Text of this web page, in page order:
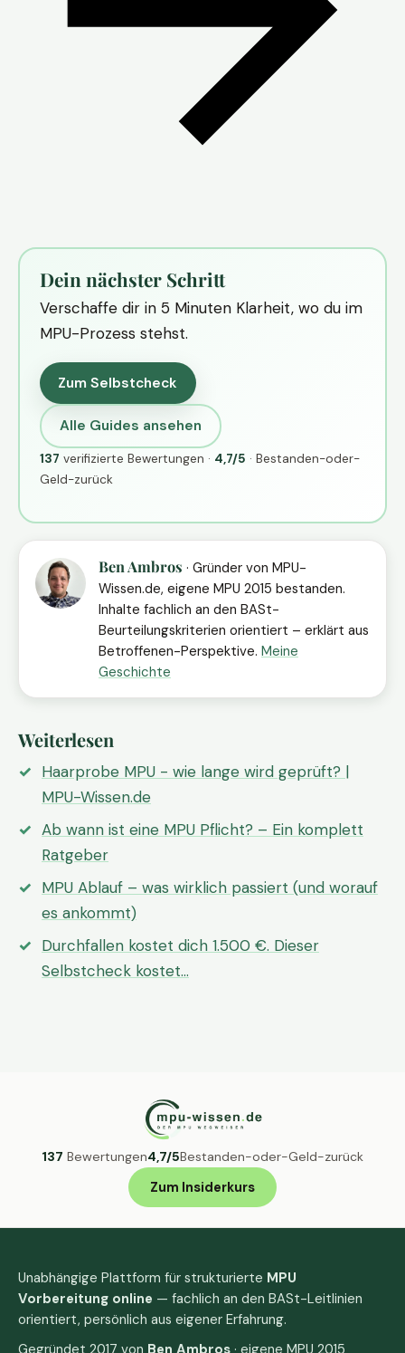
Dein nächster Schritt
Verschaffe dir in 5 Minuten Klarheit, wo du im
MPU-Prozess stehst.
Zum Selbstcheck
Alle Guides ansehen
137 verifizierte Bewertungen · 4,7/5 · Bestanden-oder-
Geld-zurück
Ben Ambros · Gründer von MPU-
Wissen.de, eigene MPU 2015 bestanden.
Inhalte fachlich an den BASt-
Beurteilungskriterien orientiert – erklärt aus
Betroffenen-Perspektive. Meine
Geschichte
Weiterlesen
Haarprobe MPU - wie lange wird geprüft? |
MPU-Wissen.de
Ab wann ist eine MPU Pflicht? – Ein komplett
Ratgeber
MPU Ablauf – was wirklich passiert (und worauf
es ankommt)
Durchfallen kostet dich 1.500 €. Dieser
Selbstcheck kostet…
137 Bewertungen4,7/5Bestanden-oder-Geld-zurück
Zum Insiderkurs
Unabhängige Plattform für strukturierte MPU
Vorbereitung online — fachlich an den BASt-Leitlinien
orientiert, persönlich aus eigener Erfahrung.